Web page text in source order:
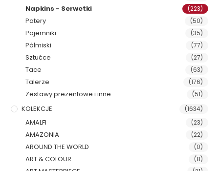
Napkins - Serwetki (223)
Patery (50)
Pojemniki (35)
Półmiski (77)
Sztućce (27)
Tace (63)
Talerze (176)
Zestawy prezentowe i inne (51)
KOLEKCJE (1634)
AMALFI (23)
AMAZONIA (22)
AROUND THE WORLD (0)
ART & COLOUR (8)